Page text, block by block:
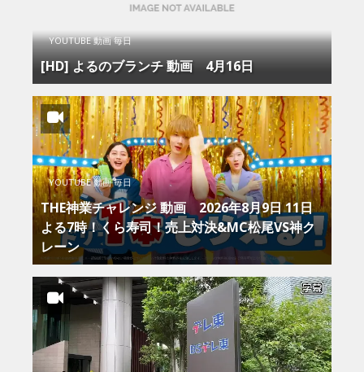
YOUTUBE 動画 毎日
[HD] よるのブランチ 動画 4月16日
YOUTUBE 動画 毎日
THE神業チャレンジ 動画 2026年8月9日 11日
よる7時！くら寿司！売上対決&MC松尾VS神ク
レーン